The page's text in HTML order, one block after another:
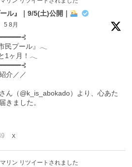
ル』｜9/5(土)公開｜
5 8月
民プール』𓂃
1ヶ月！𓂃
介／／
ん（@k_is_abokado）より、心あた
きました。
X
リン リツイートされました